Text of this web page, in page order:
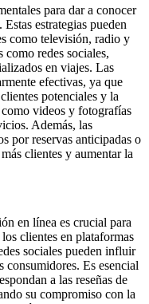
para dar a conocer
estrategias pueden
como televisión, radio y
como redes sociales,
en viajes. Las
efectivas, ya que
potenciales y la
videos y fotografías
Además, las
por reservas anticipadas o
clientes y aumentar la
en línea es crucial para
clientes en plataformas
sociales pueden influir
Es esencial
a las reseñas de
su compromiso con la